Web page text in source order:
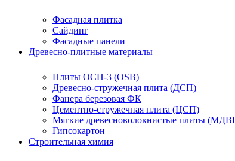
Фасадная плитка
Сайдинг
Фасадные панели
Древесно-плитные материалы
Плиты ОСП-3 (OSB)
Древесно-стружечная плита (ДСП)
Фанера березовая ФК
Цементно-стружечная плита (ЦСП)
Мягкие древесноволокнистые плиты
Гипсокартон
Строительная химия